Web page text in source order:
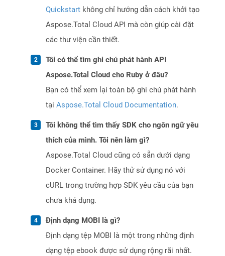
Quickstart không chỉ hướng dẫn cách khởi tạo
Aspose.Total Cloud API mà còn giúp cài đặt
các thư viện cần thiết.
Tôi có thể tìm ghi chú phát hành API
Aspose.Total Cloud cho Ruby ở đâu?
Bạn có thể xem lại toàn bộ ghi chú phát hành
tại Aspose.Total Cloud Documentation.
Tôi không thể tìm thấy SDK cho ngôn ngữ yêu
thích của mình. Tôi nên làm gì?
Aspose.Total Cloud cũng có sẵn dưới dạng
Docker Container. Hãy thử sử dụng nó với
cURL trong trường hợp SDK yêu cầu của bạn
chưa khả dụng.
Định dạng MOBI là gì?
Định dạng tệp MOBI là một trong những định
dạng tệp ebook được sử dụng rộng rãi nhất.